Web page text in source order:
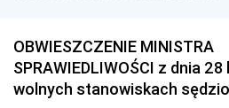
OBWIESZCZENIE MINISTRA
SPRAWIEDLIWOŚCI z dnia
wolnych stanowiskach